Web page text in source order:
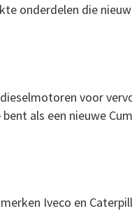
onderdelen die
voor
als een nieuwe
Iveco en